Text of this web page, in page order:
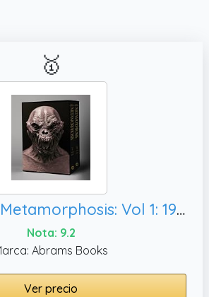
🥇
Rick Baker: Metamorphosis: Vol 1: 1950-1989, Vol 2: 1990-2019: 1-2
Nota: 9.2
Abrams Books
Ver precio